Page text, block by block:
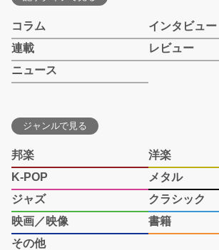
コラム
インタビュー
連載
レビュー
ニュース
ジャンルで見る
邦楽
洋楽
K-POP
メタル
ジャズ
クラシック
映画／映像
書籍
その他